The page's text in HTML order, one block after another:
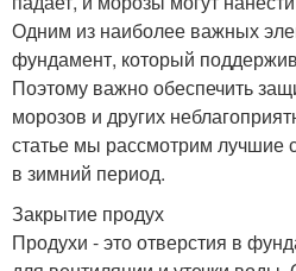
Одним из наиболее важных
фундамент, который
Поэтому важно обеспечить
морозов и других
статье мы рассмотрим лучшие
в зимний период.
Закрытие продух
Продухи - это отверстия в